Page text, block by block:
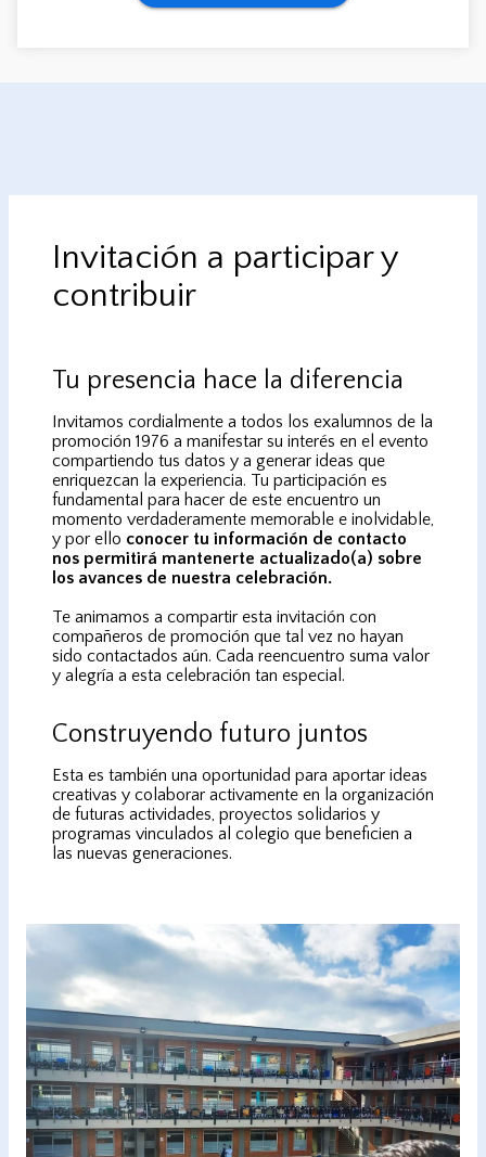
Invitación a participar y
contribuir
Tu presencia hace la diferencia
Invitamos cordialmente a todos los exalumnos de la
promoción 1976 a manifestar su interés en el evento
compartiendo tus datos y a generar ideas que
enriquezcan la experiencia. Tu participación es
fundamental para hacer de este encuentro un
momento verdaderamente memorable e inolvidable,
y por ello conocer tu información de contacto
nos permitirá mantenerte actualizado(a) sobre
los avances de nuestra celebración.
Te animamos a compartir esta invitación con
compañeros de promoción que tal vez no hayan
sido contactados aún. Cada reencuentro suma valor
y alegría a esta celebración tan especial.
Construyendo futuro juntos
Esta es también una oportunidad para aportar ideas
creativas y colaborar activamente en la organización
de futuras actividades, proyectos solidarios y
programas vinculados al colegio que beneficien a
las nuevas generaciones.